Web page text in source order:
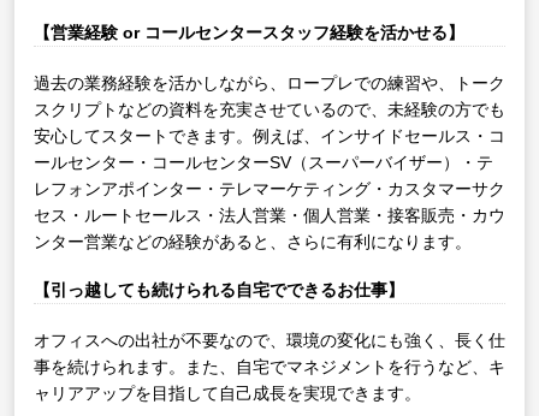
【営業経験 or コールセンタースタッフ経験を活かせる】
過去の業務経験を活かしながら、ロープレでの練習や、トーク
スクリプトなどの資料を充実させているので、未経験の方でも
安心してスタートできます。例えば、インサイドセールス・コ
ールセンター・コールセンターSV（スーパーバイザー）・テ
レフォンアポインター・テレマーケティング・カスタマーサク
セス・ルートセールス・法人営業・個人営業・接客販売・カウ
ンター営業などの経験があると、さらに有利になります。
【引っ越しても続けられる自宅でできるお仕事】
オフィスへの出社が不要なので、環境の変化にも強く、長く仕
事を続けられます。また、自宅でマネジメントを行うなど、キ
ャリアアップを目指して自己成長を実現できます。